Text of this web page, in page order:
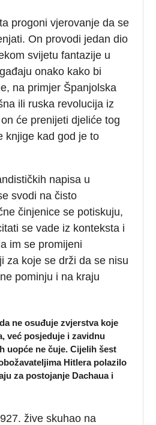
progoni vjerovanje da se
On provodi jedan dio
svijetu fantazije u
onako kako bi
na primjer Španjolska
ili ruska revolucija iz
će prenijeti djeliće tog
knjige kad god je to
napisa u
svodi na čisto
činjenice se potiskuju,
se vade iz konteksta i
im se promijeni
za koje se drži da se nisu
pominju i na kraju
ne osuđuje zvjerstva koje
već posjeduje i zavidnu
uopće ne čuje. Cijelih šest
Hitlera polazilo
za postojanje Dachaua i
žive skuhao na